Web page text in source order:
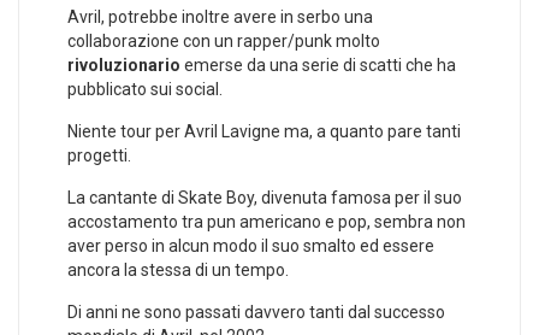
Avril, potrebbe inoltre avere in serbo una
collaborazione con un rapper/punk molto
rivoluzionario emerse da una serie di scatti che ha
pubblicato sui social.
Niente tour per Avril Lavigne ma, a quanto pare tanti
progetti.
La cantante di Skate Boy, divenuta famosa per il suo
accostamento tra pun americano e pop, sembra non
aver perso in alcun modo il suo smalto ed essere
ancora la stessa di un tempo.
Di anni ne sono passati davvero tanti dal successo